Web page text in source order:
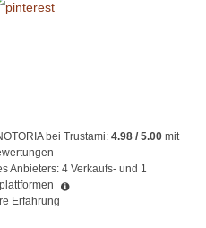
bei Trustami: 4.98 / 5.00mit
Anbieters: 4 Verkaufs- und 1
Erfahrung